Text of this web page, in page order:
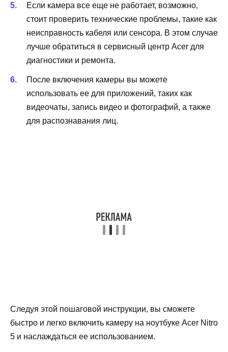
Если камера все еще не работает, возможно,
стоит проверить технические проблемы, такие как
неисправность кабеля или сенсора. В этом случае
лучше обратиться в сервисный центр Acer для
диагностики и ремонта.
После включения камеры вы можете
использовать ее для приложений, таких как
видеочаты, запись видео и фотографий, а также
для распознавания лиц.
Следуя этой пошаговой инструкции, вы сможете
быстро и легко включить камеру на ноутбуке Acer Nitro
5 и наслаждаться ее использованием.